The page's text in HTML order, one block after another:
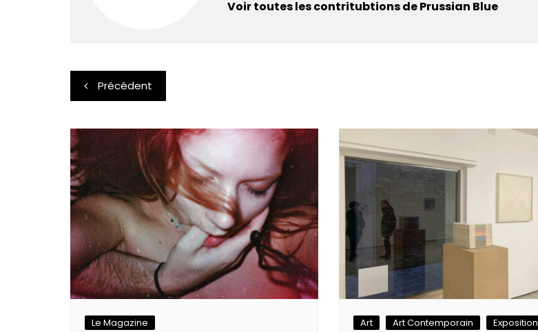
Voir toutes les contritubtions de Prussian Blue
Navigation
de
l’article
Précédent
Le Magazine Art Art Contemporain Exposition